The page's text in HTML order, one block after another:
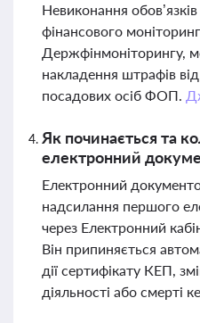
Невиконання
фінансового
Держфінмоніторингу,
накладення штрафів
посадових осіб ФОП.
Як починається та
електронний
Електронний
надсилання першого
через Електронний
Він припиняється
дії сертифікату КЕП,
діяльності або смерті